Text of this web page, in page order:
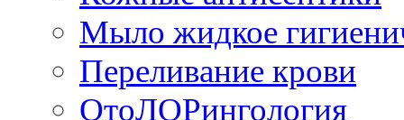
Мыло жидкое
Переливание крови
ОтоЛОРингология